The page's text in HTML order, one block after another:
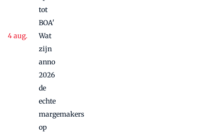
tot
BOA'
Wat
zijn
anno
2026
de
echte
margemakers
op